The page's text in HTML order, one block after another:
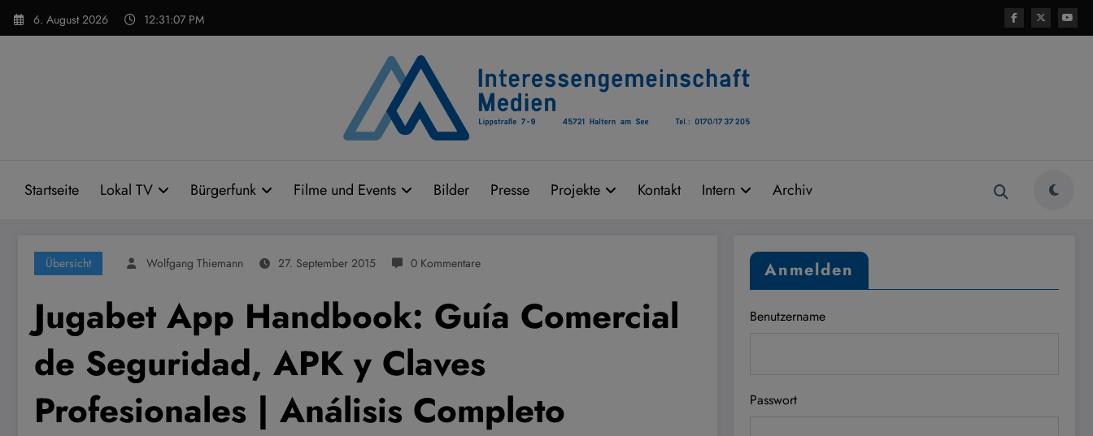
Zum
Inhalt
6. August 2026 12:31:09 PM
Startseite Lokal TV Bürgerfunk Filme und Events Bilder Presse Projekte Kontakt Intern Archiv
Übersicht Wolfgang Thiemann 27. September 2015 0 Kommentare
Jugabet App Handbook: Guía Comercial
de Seguridad, APK y Claves
Profesionales | Análisis Completo
Anmelden
Benutzername
Passwort